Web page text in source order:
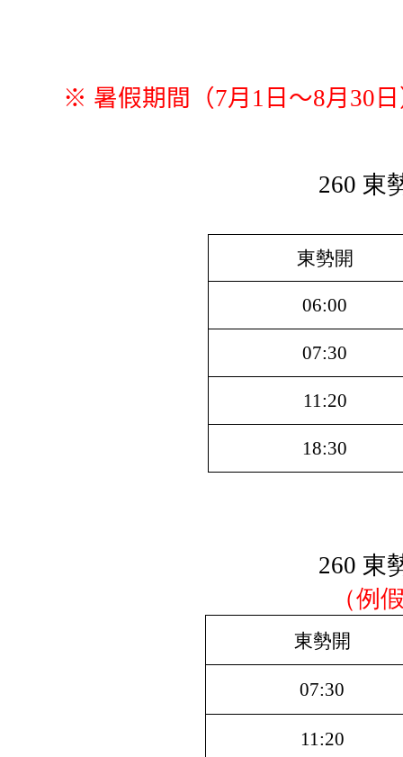
※ 暑假期間（7月1日～8月30
260 東
東勢開
06:00
07:30
11:20
18:30
260 東
（例
東勢開
07:30
11:20